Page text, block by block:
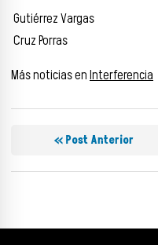
Gutiérrez Vargas
Cruz Porras
Más noticias enInterferencia
« Post Anterior